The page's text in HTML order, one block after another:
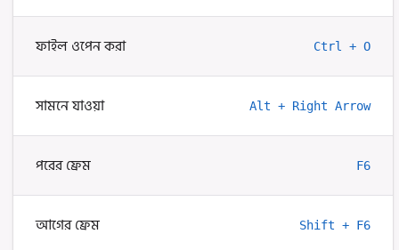
ফাইল ওপেন করা Ctrl + O
সামনে যাওয়া Alt + Right Arrow
পরের ফ্রেম F6
আগের ফ্রেম Shift + F6